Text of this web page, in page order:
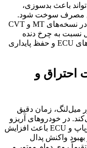
باعث بدسوزی،
مصرف سوخت شود.
به‌دلیل حساسیت بالای موتورهای آریزو 5 در نسخه‌های MT و CVT
نسبت به چرخ دنده
میل‌لنگ، نقش حیاتی در جلوگیری از خطاهای ECU و حفظ پایداری
احتراق و
میل‌لنگ، زمان دقیق
در خودروهای آریزو
5، هماهنگی این سنسور با سنسور میل‌سوپاپ و ECU باعث افزایش
واکنش پدال